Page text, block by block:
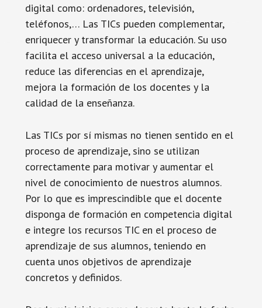
digital como: ordenadores, televisión,
teléfonos,… Las TICs pueden complementar,
enriquecer y transformar la educación. Su uso
facilita el acceso universal a la educación,
reduce las diferencias en el aprendizaje,
mejora la formación de los docentes y la
calidad de la enseñanza.
Las TICs por sí mismas no tienen sentido en el
proceso de aprendizaje, sino se utilizan
correctamente para motivar y aumentar el
nivel de conocimiento de nuestros alumnos.
Por lo que es imprescindible que el docente
disponga de formación en competencia digital
e integre los recursos TIC en el proceso de
aprendizaje de sus alumnos, teniendo en
cuenta unos objetivos de aprendizaje
concretos y definidos.